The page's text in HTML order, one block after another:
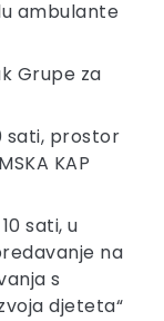
ambulante
Grupe za
sati, prostor
KAP
sati, u
na
s
djeteta“